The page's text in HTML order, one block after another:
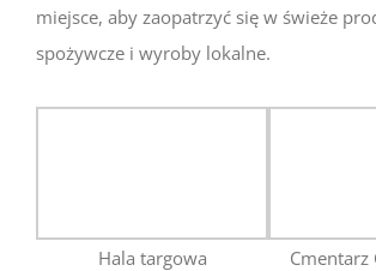
miejsce, aby zaopatrzyć się w świeże
spożywcze i wyroby lokalne.
Hala targowa
Cmentarz